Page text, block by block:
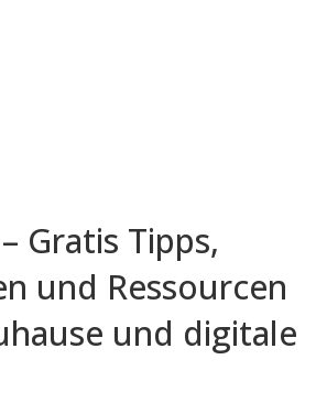
Gratis Tipps,
und Ressourcen
und digitale